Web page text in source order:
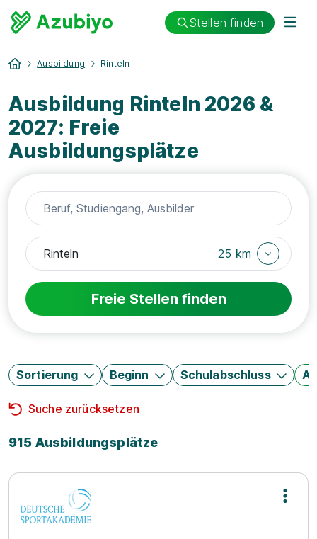
Stellen finden
Ausbildung Rinteln
Ausbildung Rinteln 2026 &
2027: Freie
Ausbildungsplätze
25 km
Freie Stellen finden
Sortierung Beginn Schulabschluss
Suche zurücksetzen
915 Ausbildungsplätze